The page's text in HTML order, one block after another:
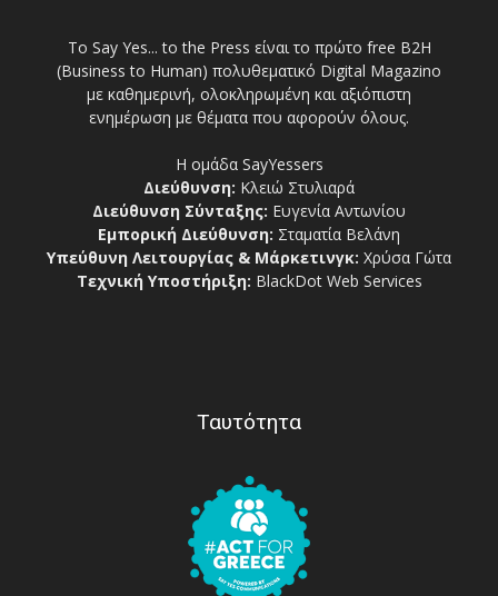
Το Say Yes... to the Press είναι το πρώτο free Β2Η
(Business to Human) πολυθεματικό Digital Magazino
με καθημερινή, ολοκληρωμένη και αξιόπιστη
ενημέρωση με θέματα που αφορούν όλους.
Η ομάδα SayYessers
Διεύθυνση: Κλειώ Στυλιαρά
Διεύθυνση Σύνταξης: Ευγενία Αντωνίου
Εμπορική Διεύθυνση: Σταματία Βελάνη
Υπεύθυνη Λειτουργίας & Μάρκετινγκ: Χρύσα Γώτα
Τεχνική Υποστήριξη: BlackDot Web Services
Ταυτότητα